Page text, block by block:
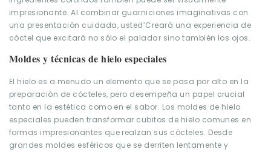
impresionante. Al combinar guarniciones imaginativas con
una presentación cuidada, usted’Creará una experiencia de
cóctel que excitará no sólo el paladar sino también los ojos.
Moldes y técnicas de hielo especiales
El hielo es a menudo un elemento que se pasa por alto en la
preparación de cócteles, pero desempeña un papel crucial
tanto en la estética como en el sabor. Los moldes de hielo
especiales pueden transformar cubitos de hielo comunes en
formas impresionantes que realzan sus cócteles. Desde
grandes moldes esféricos que se derriten lentamente y